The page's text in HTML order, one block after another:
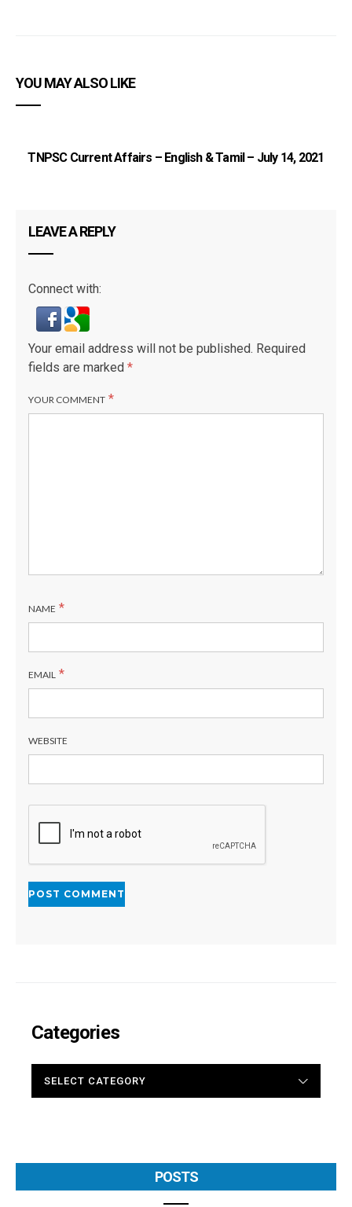
YOU MAY ALSO LIKE
TNPSC Current Affairs – English & Tamil – July 14, 2021
LEAVE A REPLY
Connect with:
Your email address will not be published. Required
fields are marked *
YOUR COMMENT *
NAME *
EMAIL *
WEBSITE
Categories
POSTS